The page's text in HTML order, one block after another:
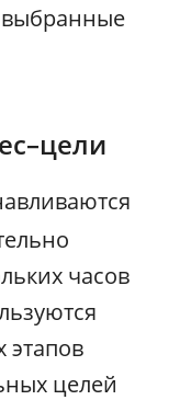
выбранные
часов
этапов
целей